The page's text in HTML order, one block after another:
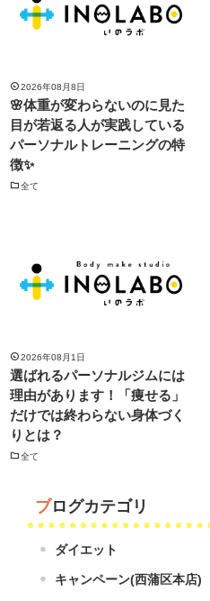
2026年08月8日
🌸体重が変わらないのに見た
目が若返る人が実践している
パーソナルトレーニングの特
徴✨
全て
2026年08月1日
選ばれるパーソナルジムには
理由があります！「痩せる」
だけでは終わらない身体づく
りとは？
全て
ブログカテゴリ
ダイエット
キャンペーン(西蒲区本店)